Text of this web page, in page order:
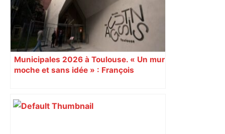
Municipales 2026 à Toulouse. « Un mur
moche et sans idée » : François
Augustins